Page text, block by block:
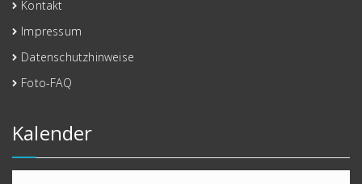
Kontakt
Impressum
Datenschutzhinweise
Foto-FAQ
Kalender